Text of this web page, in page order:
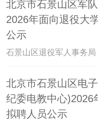
北京市石景山区军
2026年面向退役大
公示
石景山区退役军人事务局
北京市石景山区电
纪委电教中心)2026
拟聘人员公示